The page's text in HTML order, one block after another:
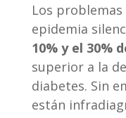
Los
epidemia
10% y el 30%
superior a la
diabetes. Sin
están